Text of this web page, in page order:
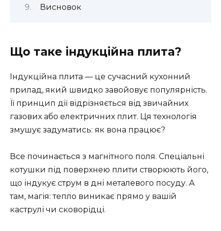
Висновок
Що таке індукційна плита?
Індукційна плита — це сучасний кухонний
прилад, який швидко завойовує популярність.
Її принцип дії відрізняється від звичайних
газових або електричних плит. Ця технологія
змушує задуматись: як вона працює?
Все починається з магнітного поля. Спеціальні
котушки під поверхнею плити створюють його,
що індукує струм в дні металевого посуду. А
там, магія: тепло виникає прямо у вашій
каструлі чи сковорідці.